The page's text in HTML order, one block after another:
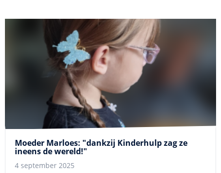
Moeder Marloes: "dankzij Kinderhulp zag ze
ineens de wereld!"
4 september 2025